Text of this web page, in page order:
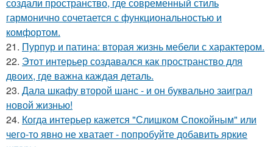
гармонично сочетается с функциональностью и
комфортом.
21. Пурпур и патина: вторая жизнь мебели с характером.
22. Этот интерьер создавался как пространство для
двоих, где важна каждая деталь.
23. Дала шкафу второй шанс - и он буквально заиграл
новой жизнью!
24. Когда интерьер кажется "Слишком Спокойным" или
чего-то явно не хватает - попробуйте добавить яркие